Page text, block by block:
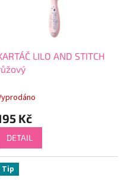
LILO AND STITCH
Kč
DETAIL
Tip